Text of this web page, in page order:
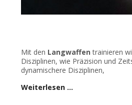
Mit den Langwaffen trainieren
Disziplinen, wie Präzision und
dynamischere Disziplinen,
Weiterlesen …